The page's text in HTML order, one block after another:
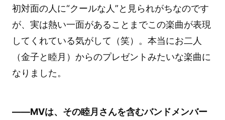
初対面の人に“クールな人”と見られがちなのです
が、実は熱い一面があることまでこの楽曲が表現
してくれている気がして（笑）。本当にお二人
（金子と睦月）からのプレゼントみたいな楽曲に
なりました。
――MVは、その睦月さんを含むバンドメンバー